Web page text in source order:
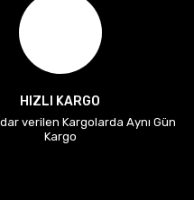
HIZLI KARGO
verilen Kargolarda Aynı Gün
Kargo